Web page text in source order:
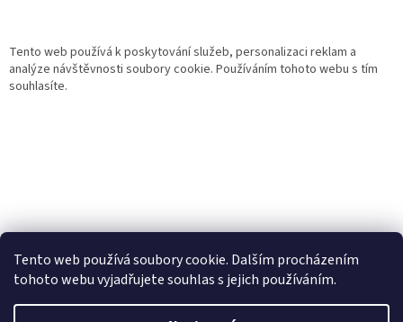
Tento web používá soubory cookie. Dalším procházením
tohoto webu vyjadřujete souhlas s jejich používáním.
Tento web používá k poskytování služeb, personalizaci reklam a
analýze návštěvnosti soubory cookie. Používáním tohoto webu s tím
souhlasíte.